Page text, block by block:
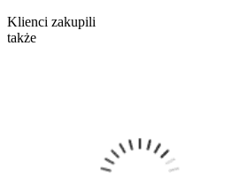
Klienci zakupili
także